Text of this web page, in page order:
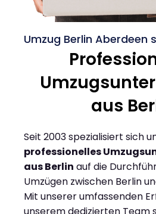
Umzug Berlin Aberdeen
aus
Seit 2003 spezialisiert sich
professionelles
aus Berlin auf die
Umzügen zwischen Berlin
Mit unserer umfassenden